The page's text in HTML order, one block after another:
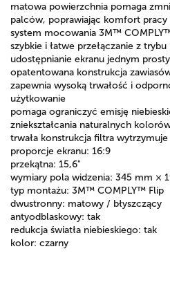
matowa powierzchnia pomaga
palców, poprawiając komfort
system mocowania 3M™
szybkie i łatwe przełączanie z
udostępnianie ekranu jednym
opatentowana konstrukcja
zapewnia wysoką trwałość i
użytkowanie
pomaga ograniczyć emisję
zniekształcania naturalnych
trwała konstrukcja filtra
proporcje ekranu: 16:9
przekątna: 15,6"
wymiary pola widzenia: 345 mm ×
typ montażu: 3M™ COMPLY™ Flip
dwustronny: matowy / błyszczący
antyodblaskowy: tak
redukcja światła niebieskiego: tak
kolor: czarny